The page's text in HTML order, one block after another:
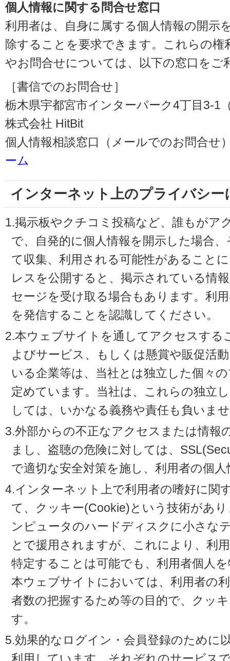
個人情報に関する問合せ窓口
利用者は、自身に属する個人情報の開示
除することを要求できます。これらの権
やお問合せについては、以下の窓口をご
［書信でのお問合せ］
栃木県宇都宮市インターパーク4丁目3-1
株式会社 HitBit
個人情報相談窓口（メールでのお問合せ
ーム
インターネット上のプライバシー
1.掲示板やクチコミ投稿など、誰もがア
で、自発的に個人情報を開示した場合
て収集、利用される可能性があること
レスを公開すると、掲示されている情
セージを受け取る場合もあります。利
を発信することを認識してください。
2.本ウェブサイトを通してアクセスする
よびサービス、もしくは懸賞や販促活
いる企業等は、当社とは独立した個々
定めています。当社は、これらの独立
しては、いかなる義務や責任も負いま
3.外部からの不正なアクセスまたは情報
まし、盗聴の危険に対しては、
で適切な安全対策を施し、利用者の個
4.インターネット上で利用者の嗜好に関
て、クッキー(Cookie)という技術があ
ンピュータのハードディスクに小さな
とで援用されますが、これにより、利
特定することは可能でも、利用者個人
本ウェブサイトにおいては、利用者の
者数の把握するため等の目的で、クッ
す。
5.効果的なログイン・会員登録のために